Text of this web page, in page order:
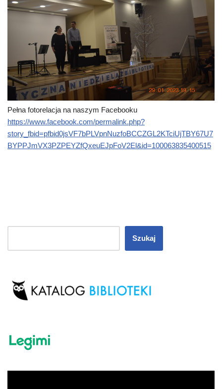
Pełna fotorelacja na naszym Facebooku
https://www.facebook.com/permalink.php?
story_fbid=pfbid0jsVF7bPLVpnNuzfoBCCZGL2KTciUjTBY67U7
BYPPJmVX3PZPEYZfQxeuEJpFoV2El&id=100063835400515
Szukaj